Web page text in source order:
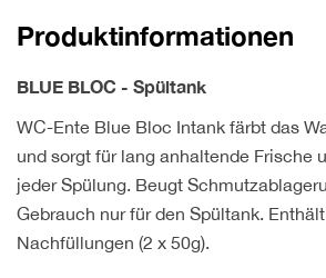
1037872
Produktinformationen
BLUE BLOC - Spültank
WC-Ente Blue Bloc Intank färbt das
und sorgt für lang anhaltende Frische
jeder Spülung. Beugt
Gebrauch nur für den Spültank.
Nachfüllungen (2 x 50g).